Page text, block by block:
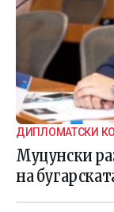
ДИПЛОМАТСКИ
Муцунски
на